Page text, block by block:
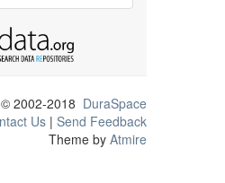
2002-2018 DuraSpace
Us | Send Feedback
Theme by Atmire